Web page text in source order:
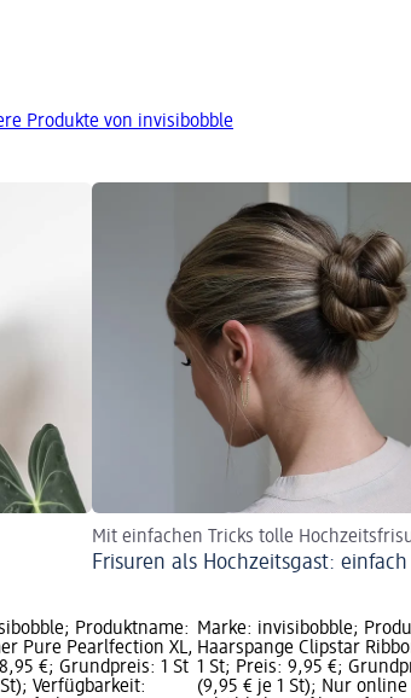
Produkte von invisibobble
Mit einfachen Tricks tolle
Frisuren als Hochzeitsgast:
Produktname:
Pure Pearlfection XL,
€; Grundpreis: 1 St
Verfügbarkeit:
Marke: invisibobble;
Haarspange Clipstar
1 St; Preis: 9,95 €;
(9,95 € je 1 St); Nur online